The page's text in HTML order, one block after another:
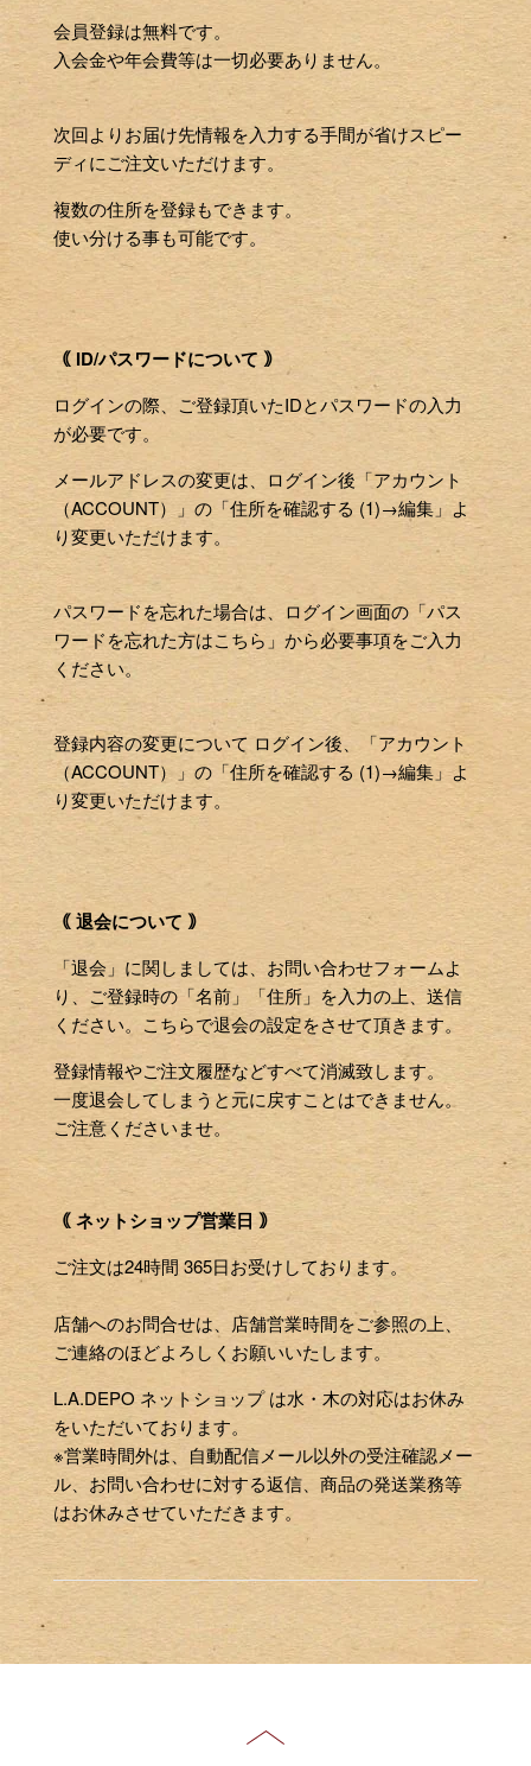
会員登録は無料です。
入会金や年会費等は一切必要ありません。
次回よりお届け先情報を入力する手間が省けスピー
ディにご注文いただけます。
複数の住所を登録もできます。
使い分ける事も可能です。
｟ ID/パスワードについて ｠
ログインの際、ご登録頂いたIDとパスワードの入力
が必要です。
メールアドレスの変更は、ログイン後「アカウント
（ACCOUNT）」の「住所を確認する (1)→編集」よ
り変更いただけます。
パスワードを忘れた場合は、ログイン画面の「パス
ワードを忘れた方はこちら」から必要事項をご入力
ください。
登録内容の変更について ログイン後、「アカウント
（ACCOUNT）」の「住所を確認する (1)→編集」よ
り変更いただけます。
｟ 退会について ｠
「退会」に関しましては、お問い合わせフォームよ
り、ご登録時の「名前」「住所」を入力の上、送信
ください。こちらで退会の設定をさせて頂きます。
登録情報やご注文履歴などすべて消滅致します。
一度退会してしまうと元に戻すことはできません。
ご注意くださいませ。
｟ ネットショップ営業日 ｠
ご注文は24時間 365日お受けしております。
店舗へのお問合せは、店舗営業時間をご参照の上、
ご連絡のほどよろしくお願いいたします。
L.A.DEPO ネットショップ は水・木の対応はお休み
をいただいております。
※営業時間外は、自動配信メール以外の受注確認メー
ル、お問い合わせに対する返信、商品の発送業務等
はお休みさせていただきます。